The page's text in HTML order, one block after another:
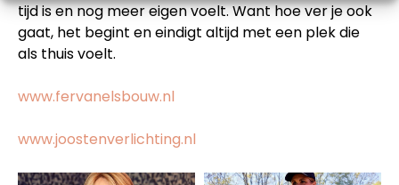
tijd is en nog meer eigen voelt. Want hoe ver je ook
gaat, het begint en eindigt altijd met een plek die
als thuis voelt.
www.fervanelsbouw.nl
www.joostenverlichting.nl